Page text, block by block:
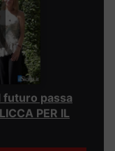
futuro passa
PER IL